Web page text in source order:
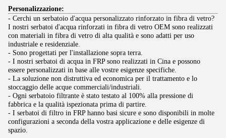
Personalizzazione:
- Cerchi un serbatoio d'acqua personalizzato rinforzato in fibra di vetro?
I nostri serbatoi d'acqua rinforzati in fibra di vetro OEM sono realizzati
con materiali in fibra di vetro di alta qualità e sono adatti per uso
industriale e residenziale.
- Sono progettati per l'installazione sopra terra.
- I nostri serbatoi di acqua in FRP sono realizzati in Cina e possono
essere personalizzati in base alle vostre esigenze specifiche.
- La soluzione non distruttiva ed economica per il trattamento e lo
stoccaggio delle acque commerciali/industriali.
- Ogni serbatoio filtrante è stato testato al 100% alla pressione di
fabbrica e la qualità ispezionata prima di partire.
- I serbatoi di filtro in FRP hanno basi sicure e sono disponibili in molte
configurazioni a seconda della vostra applicazione e delle esigenze di
spazio.